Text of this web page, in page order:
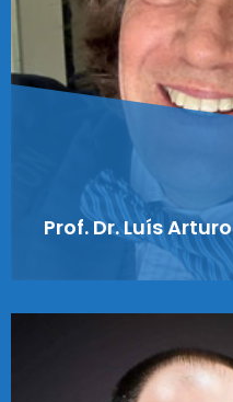
Prof. Dr. Luís Arturo